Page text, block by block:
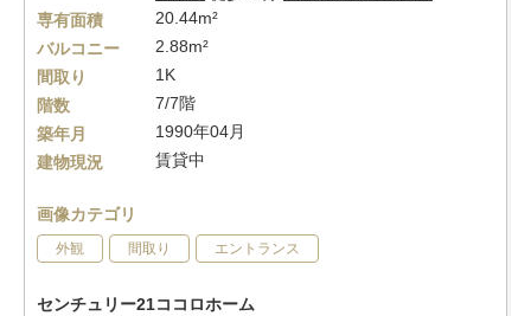
専有面積
20.44m²
バルコニー
2.88m²
間取り
1K
階数
7/7階
築年月
1990年04月
建物現況
賃貸中
画像カテゴリ
外観 間取り エントランス
センチュリー21ココロホーム